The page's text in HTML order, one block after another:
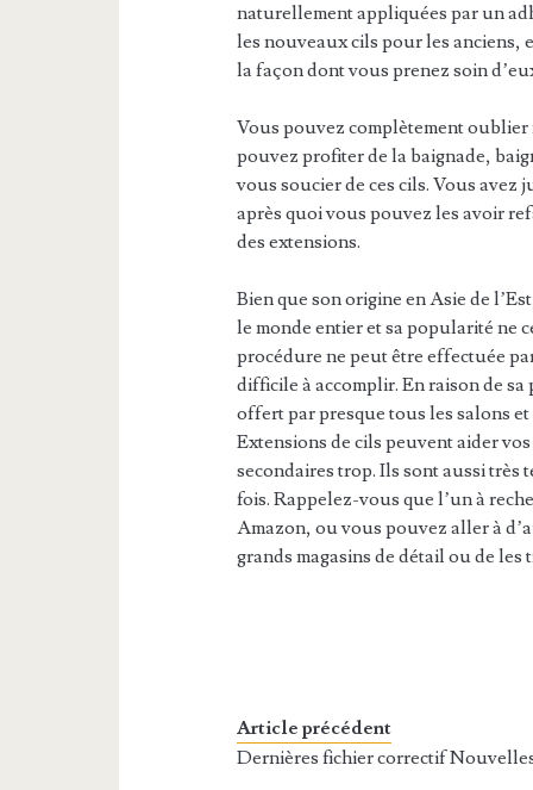
naturellement appliquées par un
les nouveaux cils pour les anciens,
la façon dont vous prenez soin
Vous pouvez complètement oublier
pouvez profiter de la baignade,
vous soucier de ces cils. Vous avez
après quoi vous pouvez les avoir
des extensions.
Bien que son origine en Asie de
le monde entier et sa popularité ne
procédure ne peut être effectuée
difficile à accomplir. En raison de
offert par presque tous les salons
Extensions de cils peuvent aider
secondaires trop. Ils sont aussi très
fois. Rappelez-vous que l’un à
Amazon, ou vous pouvez aller à
grands magasins de détail ou de
Article précédent
Dernières fichier correctif